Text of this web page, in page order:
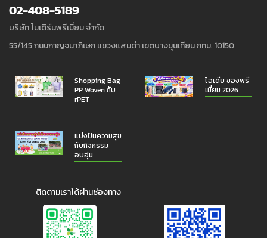
02-408-5189
บริษัท โมเดิร์นพรีเมี่ยม จำกัด
55/145 ถนนกาญจนาภิเษก แขวงแสมดำ เขตบางขุนเทียน กทม. 10150
Shopping Bag
PP Woven กับ
rPET
ไอเดีย ของพรี
เมี่ยม 2026
แบ่งปันความสุข
กับกิจกรรม
อบอุ่น
ติดตามเราได้ผ่านช่องทาง